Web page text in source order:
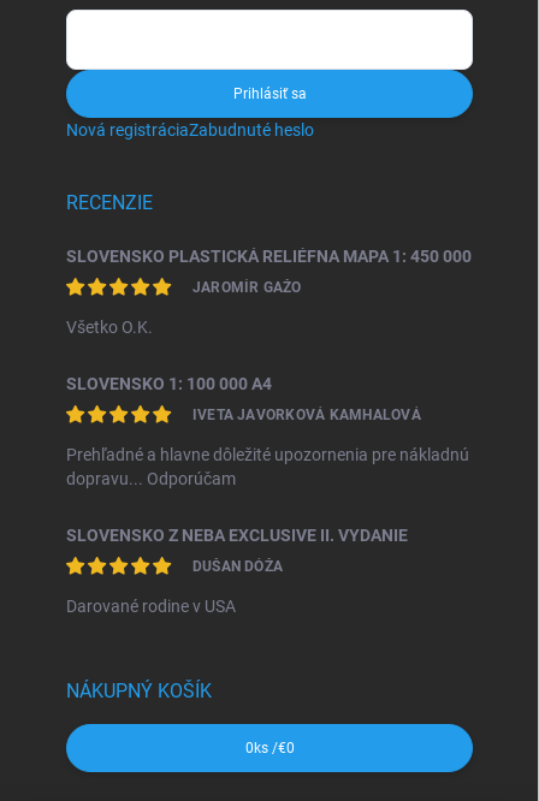
Prihlásiť sa
Nová registráciaZabudnuté heslo
RECENZIE
SLOVENSKO PLASTICKÁ RELIÉFNA MAPA 1: 450 000
JAROMÍR GAŽO
Všetko O.K.
SLOVENSKO 1: 100 000 A4
IVETA JAVORKOVÁ KAMHALOVÁ
Prehľadné a hlavne dôležité upozornenia pre nákladnú
dopravu... Odporúčam
SLOVENSKO Z NEBA EXCLUSIVE II. VYDANIE
DUŠAN DÓŽA
Darované rodine v USA
NÁKUPNÝ KOŠÍK
0 ks /€0